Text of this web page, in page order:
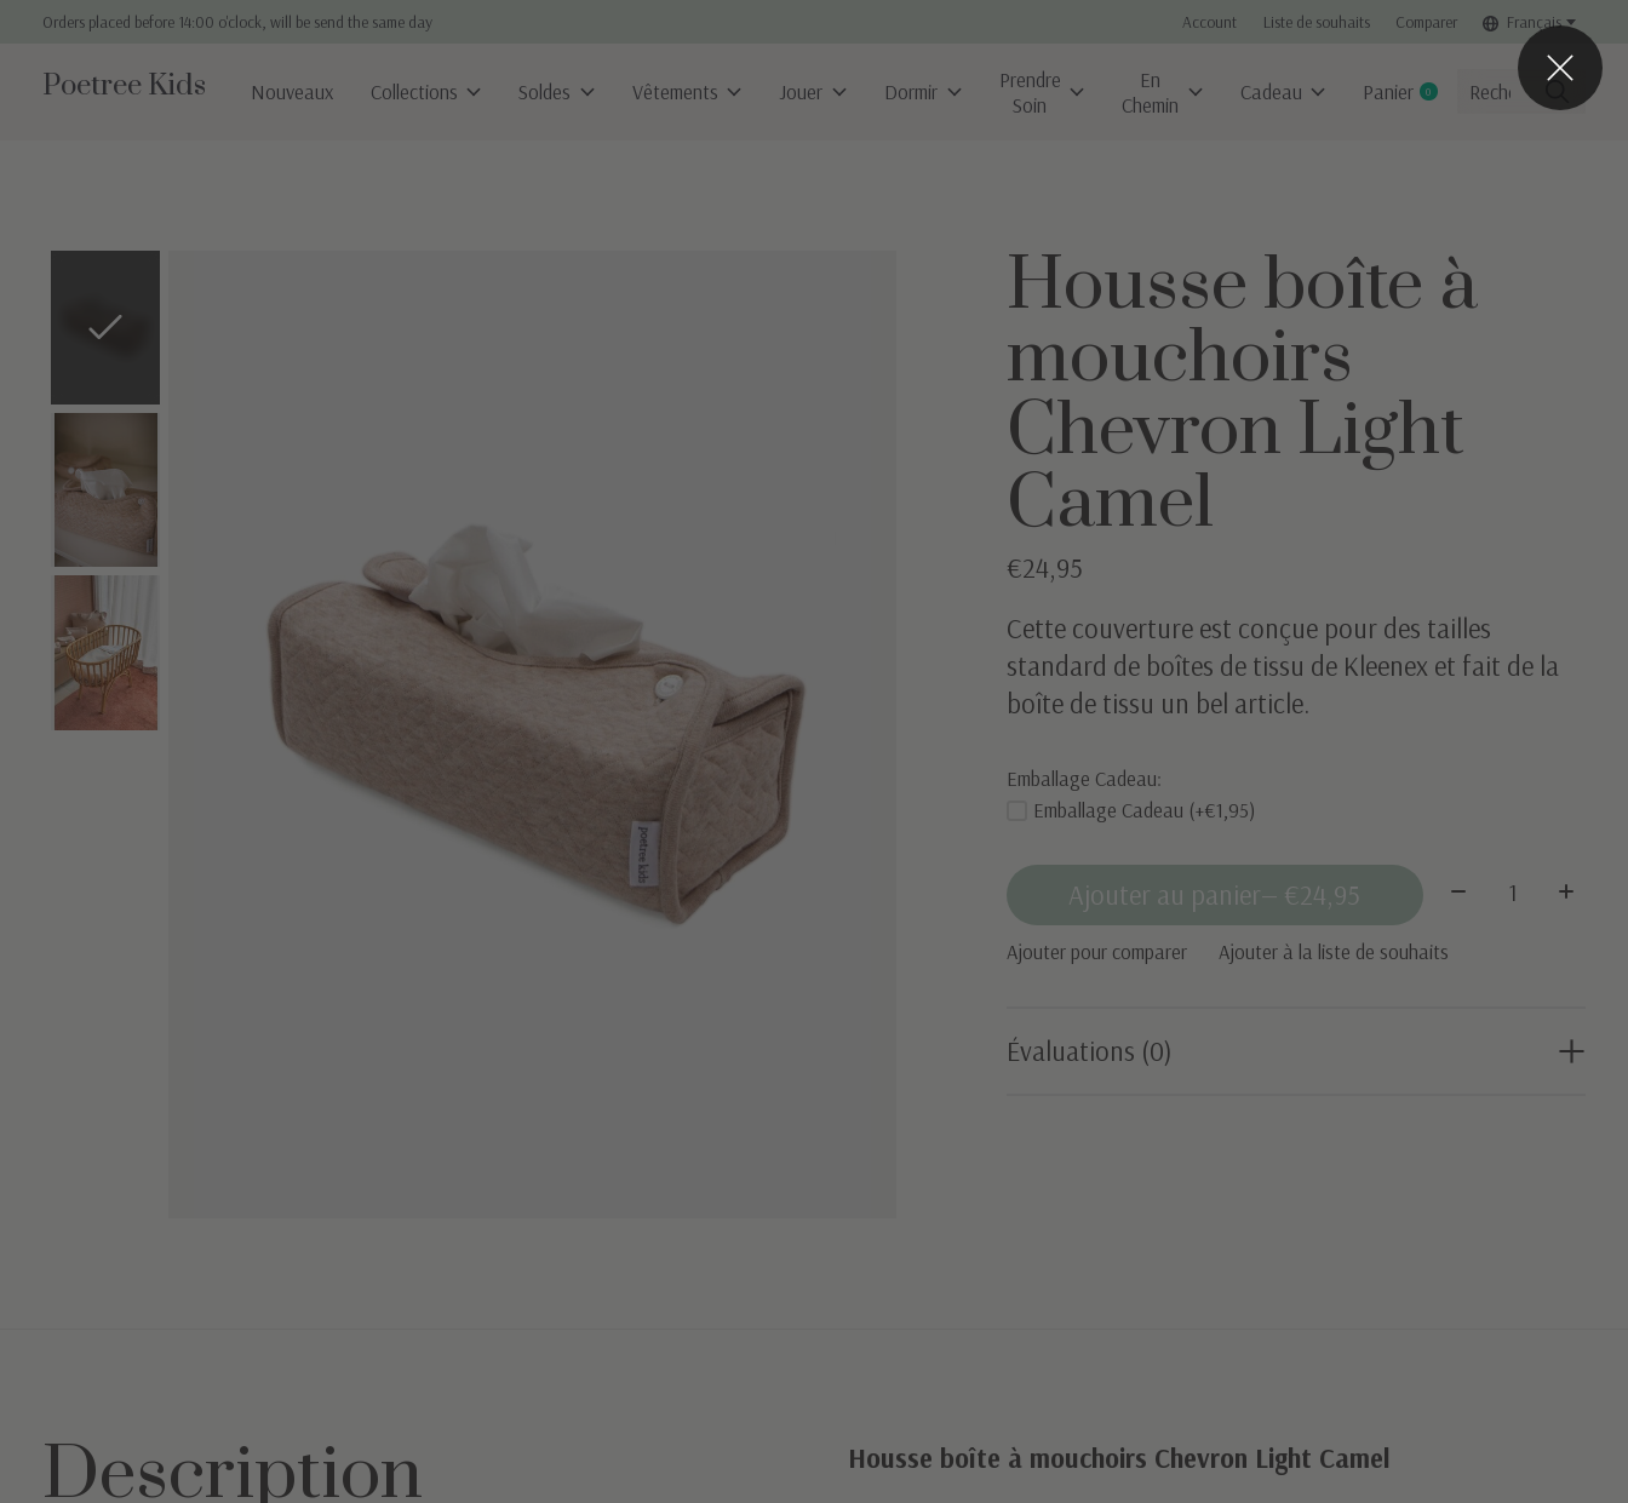
Orders placed before 14:00 o'clock, will be send the same day Account Liste de souhaits Comparer Français
Poetree Kids Nouveaux Collections Soldes Vêtements Jouer Dormir
Prendre
Soin
En
Chemin
Cadeau Panier 0items
Housse boîte à
mouchoirs
Chevron Light
Camel
€24,95
Cette couverture est conçue pour des tailles
standard de boîtes de tissu de Kleenex et fait de la
boîte de tissu un bel article.
Emballage Cadeau:
Emballage Cadeau (+€1,95)
Ajouter au panier — €24,95 Quantité:
Ajouter pour comparer Ajouter à la liste de souhaits
Évaluations (0)
Description
Housse boîte à mouchoirs Chevron Light Camel